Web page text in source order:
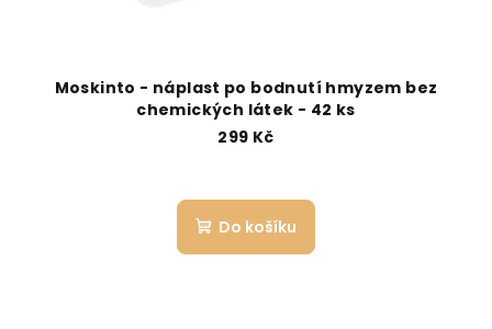
Moskinto - náplast po bodnutí hmyzem bez
chemických látek - 42 ks
299 Kč
Do košíku